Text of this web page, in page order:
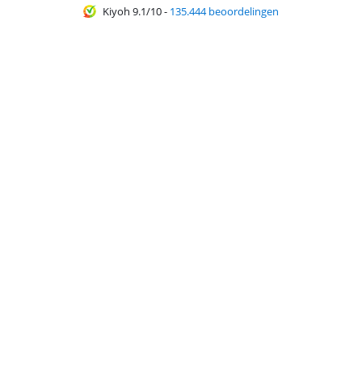
Kiyoh 9.1/10- 135.444 beoordelingen